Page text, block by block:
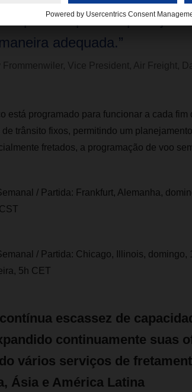
que lhes permita planejar
adequada.”
Frommenwiler, Vice President, Air Freight,
está programado para funcionar a cada
de trânsito fixos, permitindo um
fretados, a programação de voo
/ Partida: Frankfurt, Alemanha,
/ Partida: Chicago, Illinois, domingo,
5h CET
escassez de
continuamente suas
vários serviços de
Ásia e América Latina